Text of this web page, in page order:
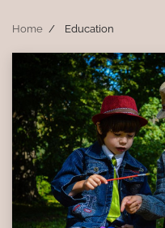
Home Education